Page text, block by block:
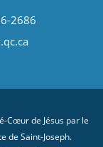
2686
Cœur de Jésus par le
de Saint-Joseph.